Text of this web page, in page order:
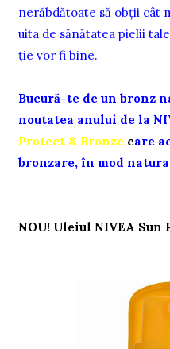
nerăbdătoate să obţii cât
uita de sănătatea pielii
ție vor fi bine.
Bucură-te de un bronz
noutatea anului de la
Protect & Bronze care
bronzare, în mod
NOU! Uleiul NIVEA Sun